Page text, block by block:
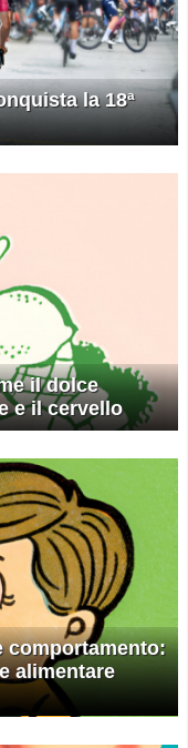
la 18ª
il dolce
e il cervello
comportamento:
alimentare